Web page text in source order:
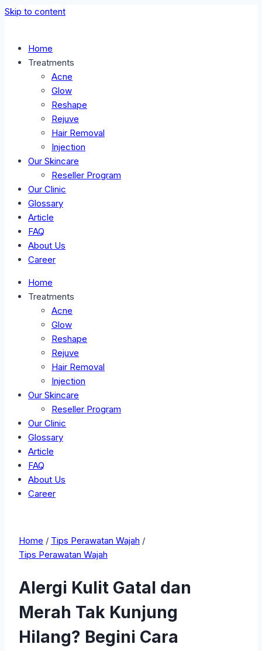
Skip to content
Home
Treatments
Acne
Glow
Reshape
Rejuve
Hair Removal
Injection
Our Skincare
Reseller Program
Our Clinic
Glossary
Article
FAQ
About Us
Career
Home
Treatments
Acne
Glow
Reshape
Rejuve
Hair Removal
Injection
Our Skincare
Reseller Program
Our Clinic
Glossary
Article
FAQ
About Us
Career
Home / Tips Perawatan Wajah /
Tips Perawatan Wajah
Alergi Kulit Gatal dan
Merah Tak Kunjung
Hilang? Begini Cara